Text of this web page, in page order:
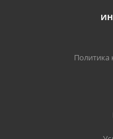
Политика